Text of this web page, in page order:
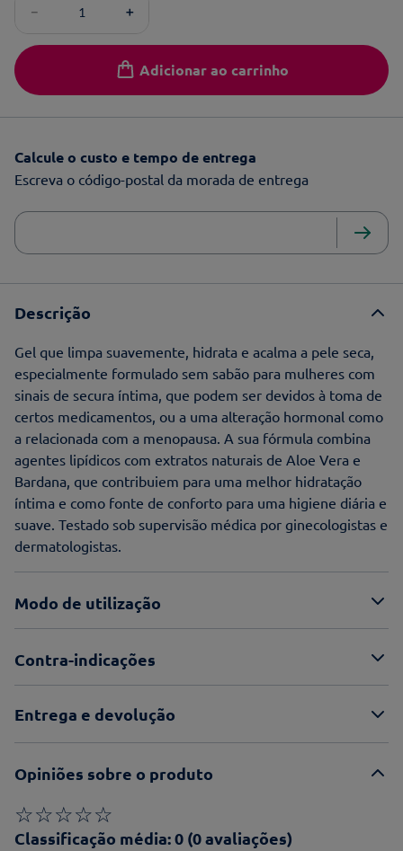
＋
－
Adicionar ao carrinho
Calcule o custo e tempo de entrega
Escreva o código-postal da morada de entrega
Descrição
Gel que limpa suavemente, hidrata e acalma a pele seca,
especialmente formulado sem sabão para mulheres com
sinais de secura íntima, que podem ser devidos à toma de
certos medicamentos, ou a uma alteração hormonal como
a relacionada com a menopausa. A sua fórmula combina
agentes lipídicos com extratos naturais de Aloe Vera e
Bardana, que contribuiem para uma melhor hidratação
íntima e como fonte de conforto para uma higiene diária e
suave. Testado sob supervisão médica por ginecologistas e
dermatologistas.
Modo de utilização
Contra-indicações
Entrega e devolução
Opiniões sobre o produto
☆☆☆☆☆
Classificação média: 0 (0 avaliações)